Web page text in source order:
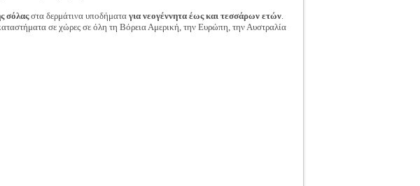
σόλαςστα δερμάτινα υποδήματα για νεογέννητα έως και τεσσάρων ετών.
σε χώρες σε όλη τη Βόρεια Αμερική, την Ευρώπη, την Αυστραλία